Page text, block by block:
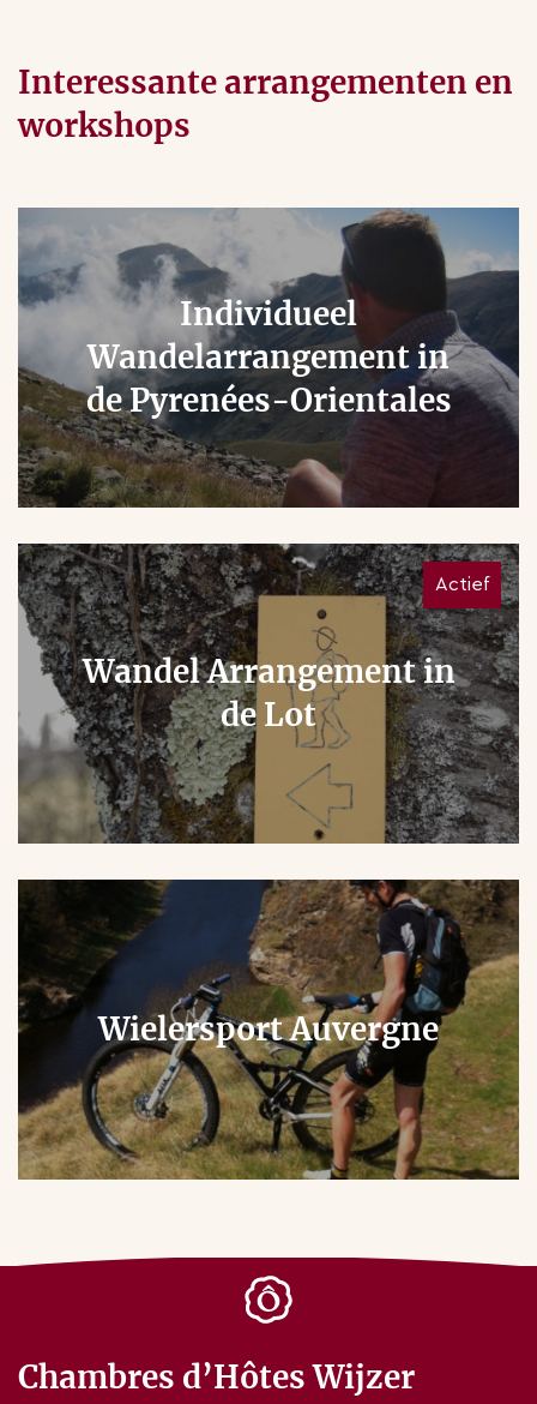
Interessante arrangementen en
workshops
Individueel
Wandelarrangement in
de Pyrenées-Orientales
Actief
Wandel Arrangement in
de Lot
Wielersport Auvergne
Chambres d’Hôtes Wijzer